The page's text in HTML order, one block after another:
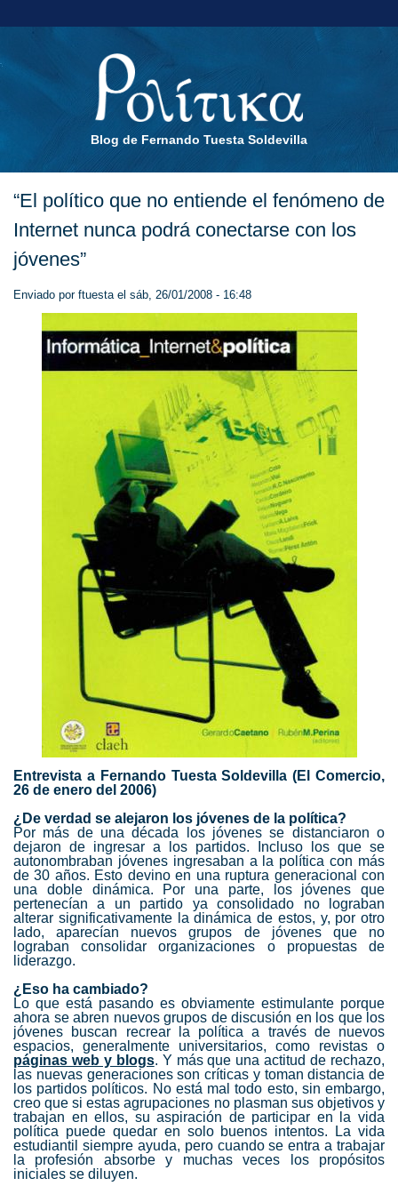
Blog de Fernando Tuesta Soldevilla
“El político que no entiende el fenómeno de
Internet nunca podrá conectarse con los
jóvenes”
Enviado por ftuestael sáb, 26/01/2008 - 16:48
Entrevista a Fernando Tuesta Soldevilla (El Comercio,
26 de enero del 2006)
¿De verdad se alejaron los jóvenes de la política?
Por más de una década los jóvenes se distanciaron o
dejaron de ingresar a los partidos. Incluso los que se
autonombraban jóvenes ingresaban a la política con más
de 30 años. Esto devino en una ruptura generacional con
una doble dinámica. Por una parte, los jóvenes que
pertenecían a un partido ya consolidado no lograban
alterar significativamente la dinámica de estos, y, por otro
lado, aparecían nuevos grupos de jóvenes que no
lograban consolidar organizaciones o propuestas de
liderazgo.
¿Eso ha cambiado?
Lo que está pasando es obviamente estimulante porque
ahora se abren nuevos grupos de discusión en los que los
jóvenes buscan recrear la política a través de nuevos
espacios, generalmente universitarios, como revistas o
páginas web y blogs. Y más que una actitud de rechazo,
las nuevas generaciones son críticas y toman distancia de
los partidos políticos. No está mal todo esto, sin embargo,
creo que si estas agrupaciones no plasman sus objetivos y
trabajan en ellos, su aspiración de participar en la vida
política puede quedar en solo buenos intentos. La vida
estudiantil siempre ayuda, pero cuando se entra a trabajar
la profesión absorbe y muchas veces los propósitos
iniciales se diluyen.